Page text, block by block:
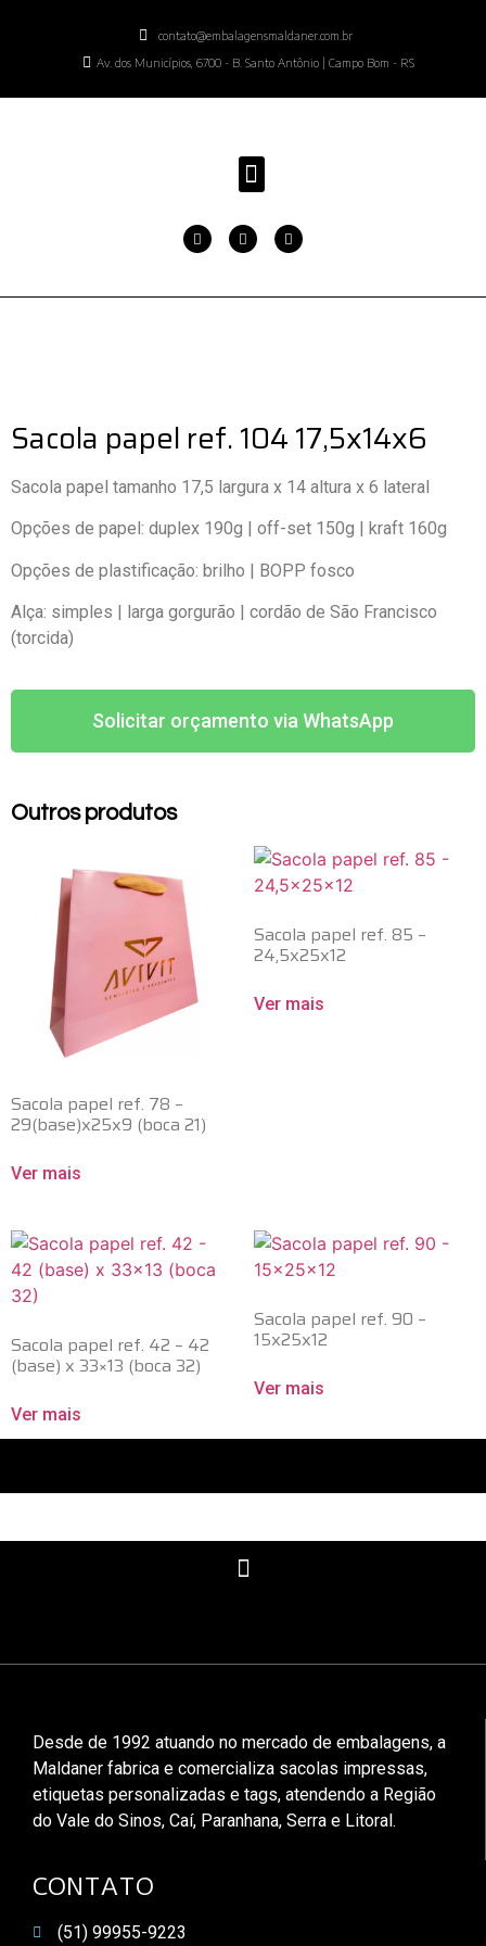
contato@embalagensmaldaner.com.br
Av. dos Municípios, 6700 - B. Santo Antônio | Campo Bom - RS
Sacola papel ref. 104 17,5x14x6
Sacola papel tamanho 17,5 largura x 14 altura x 6 lateral
Opções de papel: duplex 190g | off-set 150g | kraft 160g
Opções de plastificação: brilho | BOPP fosco
Alça: simples | larga gorgurão | cordão de São Francisco
(torcida)
Solicitar orçamento via WhatsApp
Outros produtos
Sacola papel ref. 78 –
29(base)x25x9 (boca 21)
Ver mais
Sacola papel ref. 85 –
24,5x25x12
Ver mais
Sacola papel ref. 42 – 42
(base) x 33×13 (boca 32)
Ver mais
Sacola papel ref. 90 –
15x25x12
Ver mais
Desde de 1992 atuando no mercado de embalagens, a
Maldaner fabrica e comercializa sacolas impressas,
etiquetas personalizadas e tags, atendendo a Região
do Vale do Sinos, Caí, Paranhana, Serra e Litoral.
CONTATO
(51) 99955-9223